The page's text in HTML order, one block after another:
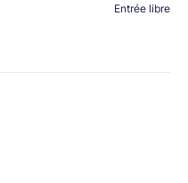
Entrée libre